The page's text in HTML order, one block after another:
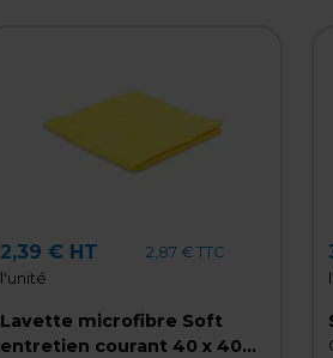
2,39 € HT
2,87 € TTC
l'unité
Lavette microfibre Soft
entretien courant 40 x 40